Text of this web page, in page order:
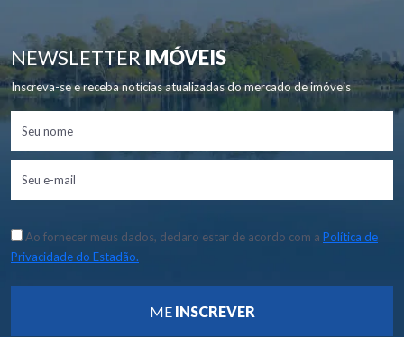
NEWSLETTERIMÓVEIS
Inscreva-se e receba notícias atualizadas do mercado de imóveis
Ao fornecer meus dados, declaro estar de acordo com a Política de
Privacidade do Estadão.
ME INSCREVER